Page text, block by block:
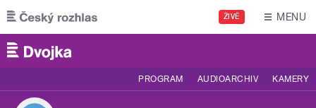
Přejít k hlavnímu obsahu
ŽIVĚ MENU
PROGRAM AUDIOARCHIV KAMERY